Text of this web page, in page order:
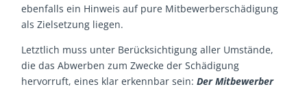
ebenfalls ein Hinweis auf pure Mitbewerberschädigung
als Zielsetzung liegen.
Letztlich muss unter Berücksichtigung aller Umstände,
die das Abwerben zum Zwecke der Schädigung
hervorruft, eines klar erkennbar sein:Der Mitbewerber